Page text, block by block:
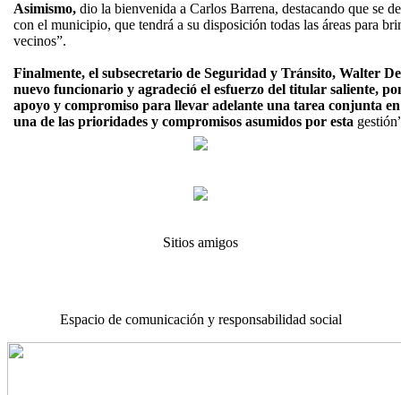
Asimismo, dio la bienvenida a Carlos Barrena, destacando que se
con el municipio, que tendrá a su disposición todas las áreas para
vecinos”.
Finalmente, el subsecretario de Seguridad y Tránsito, Walter
nuevo funcionario y agradeció el esfuerzo del titular saliente,
apoyo y compromiso para llevar adelante una tarea conjunta
una de las prioridades y compromisos asumidos por esta
Sitios amigos
Espacio de comunicación y responsabilidad social